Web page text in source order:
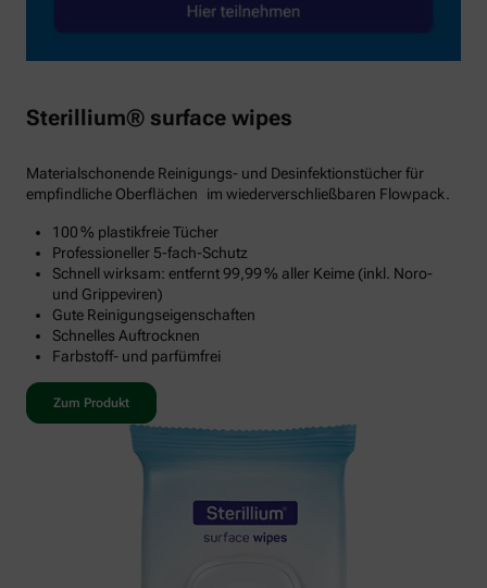
Sterillium® surface wipes
Materialschonende Reinigungs- und Desinfektionstücher für
empfindliche Oberflächen im wiederverschließbaren Flowpack.
100 % plastikfreie Tücher
Professioneller 5-fach-Schutz
Schnell wirksam: entfernt 99,99 % aller Keime (inkl. Noro-
und Grippeviren)
Gute Reinigungseigenschaften
Schnelles Auftrocknen
Farbstoff- und parfümfrei
Zum Produkt